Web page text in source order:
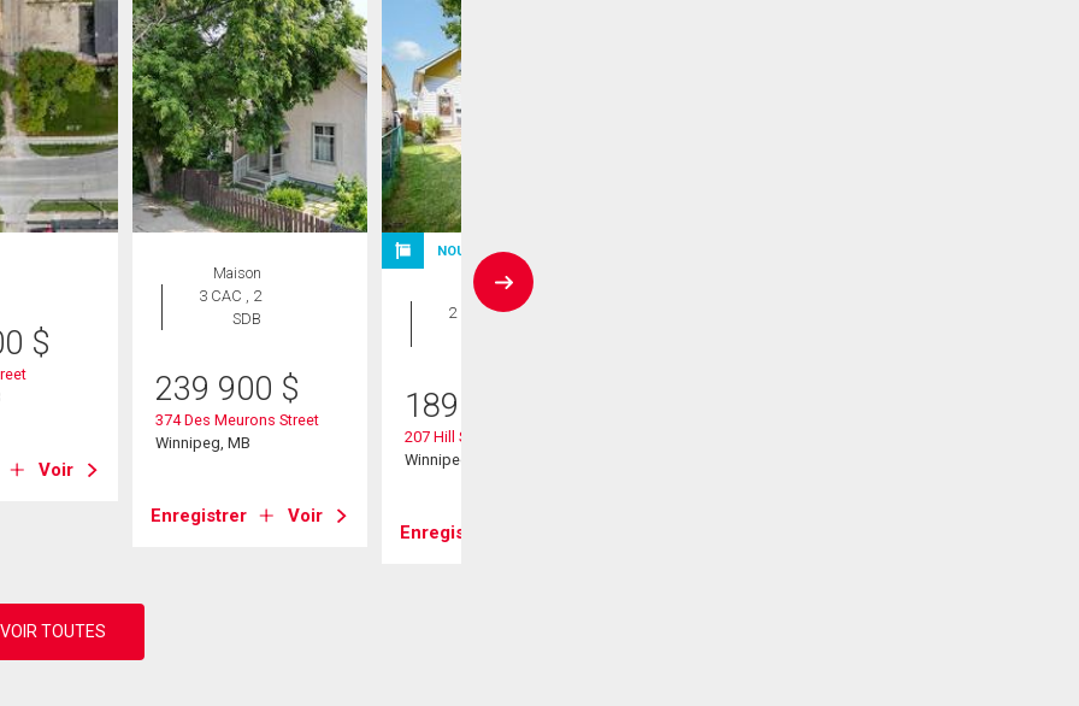
$
Voir
Maison
3 CAC , 2
SDB
239 900 $
374 Des Meurons Street
Winnipeg, MB
Enregistrer Voir
NOUVELLE INSCRIPTION
Maison
2 CAC , 1
189 900
207 Hill Street
Winnipeg, MB
Enregistrer